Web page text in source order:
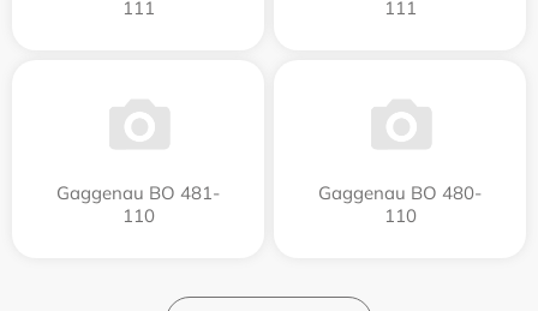
111 111
Gaggenau BO 481-
110
Gaggenau BO 480-
110